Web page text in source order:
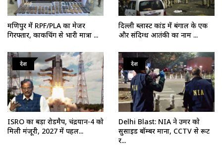
मणिपुर में RPF/PLA का मेजर
गिरफ्तार, काकचिंग से भारी मात्रा ...
दिल्ली ब्लास्ट कांड में बंगाल के एक
और संदिग्ध आतंकी का नाम ...
देश
ISRO का बड़ा रोडमैप, चंद्रयान-4 को
मिली मंजूरी, 2027 में पहल...
देश
Delhi Blast: NIA ने उमर को
सुसाइड बॉम्बर माना, CCTV से रूट
र...